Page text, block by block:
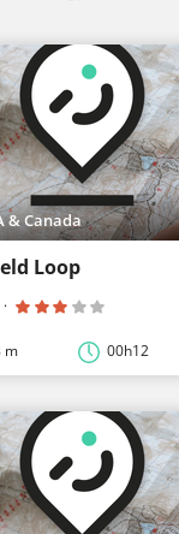
& Canada
Loop
·
m 00h12